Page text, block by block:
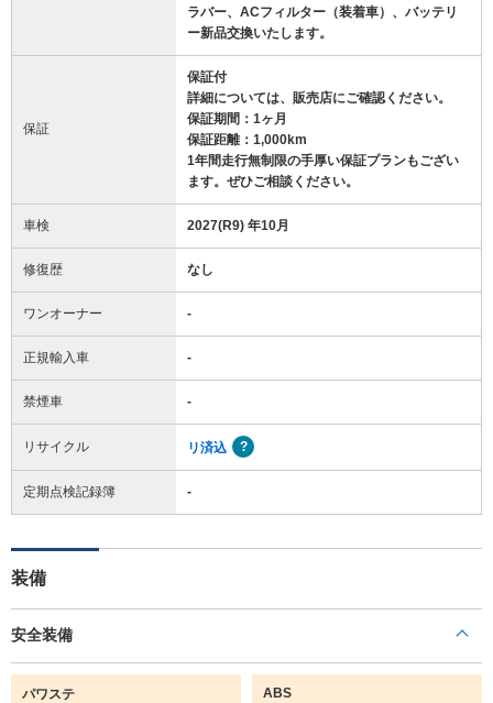
ラバー、ACフィルター（装着車）、バッテリ
ー新品交換いたします。
保証
保証付
詳細については、販売店にご確認ください。
保証期間：1ヶ月
保証距離：1,000km
1年間走行無制限の手厚い保証プランもござい
ます。ぜひご相談ください。
車検 2027(R9) 年10月
修復歴 なし
ワンオーナー -
正規輸入車 -
禁煙車 -
リサイクル リ済込
定期点検記録簿 -
装備
安全装備
パワステ ABS